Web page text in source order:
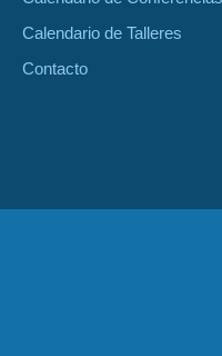
Calendario de Talleres
Contacto